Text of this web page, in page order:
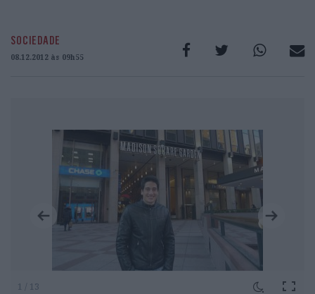
SOCIEDADE
08.12.2012 às 09h55
1 / 13